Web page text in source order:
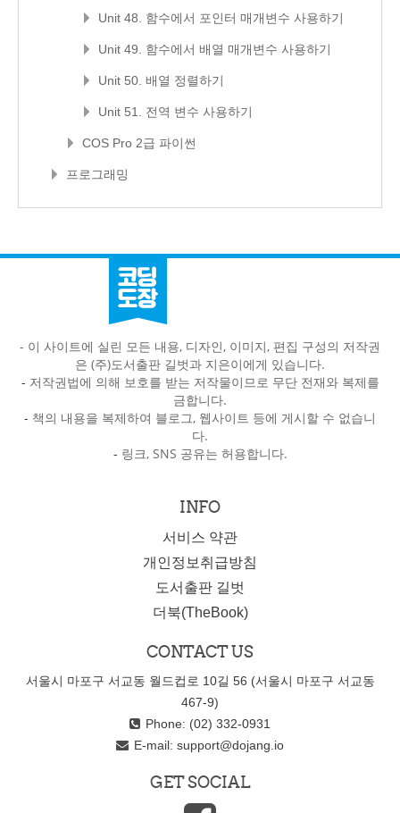
Unit 48. 함수에서 포인터 매개변수 사용하기
Unit 49. 함수에서 배열 매개변수 사용하기
Unit 50. 배열 정렬하기
Unit 51. 전역 변수 사용하기
COS Pro 2급 파이썬
프로그래밍
- 이 사이트에 실린 모든 내용, 디자인, 이미지, 편집 구성의 저작권
은 (주)도서출판 길벗과 지은이에게 있습니다.
- 저작권법에 의해 보호를 받는 저작물이므로 무단 전재와 복제를
금합니다.
- 책의 내용을 복제하여 블로그, 웹사이트 등에 게시할 수 없습니
다.
- 링크, SNS 공유는 허용합니다.
INFO
서비스 약관
개인정보취급방침
도서출판 길벗
더북(TheBook)
CONTACT US
서울시 마포구 서교동 월드컵로 10길 56 (서울시 마포구 서교동
467-9)
Phone: (02) 332-0931
E-mail: support@dojang.io
GET SOCIAL